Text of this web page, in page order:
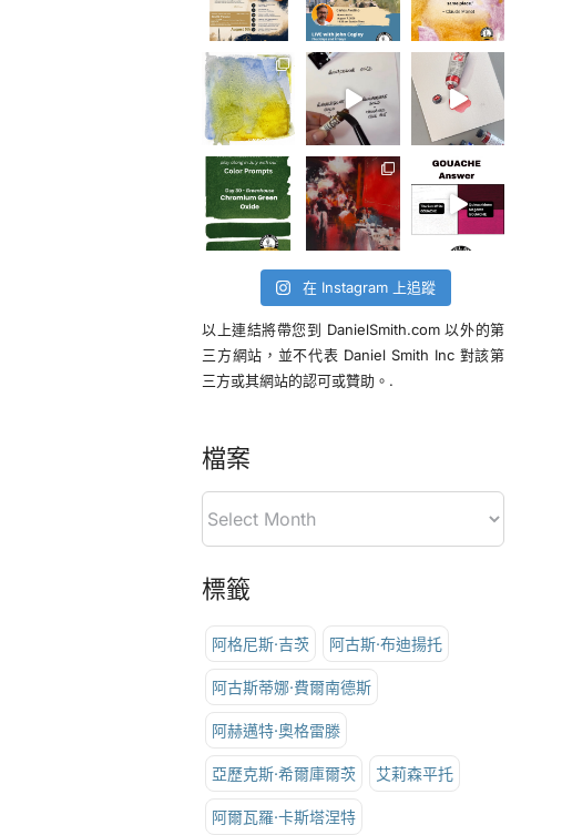
在 Instagram 上追蹤
以上連結將帶您到 DanielSmith.com 以外的第
三方網站，並不代表 Daniel Smith Inc 對該第
三方或其網站的認可或贊助。.
檔案
標籤
阿格尼斯·吉茨 阿古斯·布迪揚托
阿古斯蒂娜·費爾南德斯
阿赫邁特·奧格雷滕
亞歷克斯·希爾庫爾茨 艾莉森平托
阿爾瓦羅·卡斯塔涅特